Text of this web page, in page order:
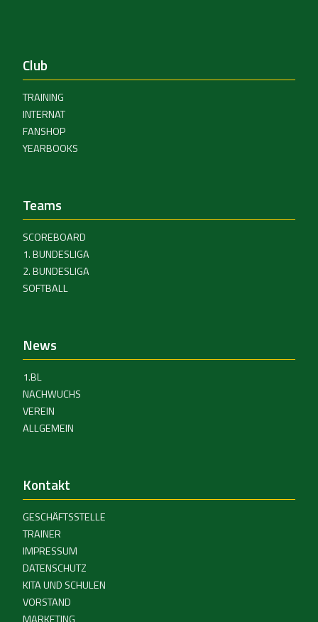
Club
TRAINING
INTERNAT
FANSHOP
YEARBOOKS
Teams
SCOREBOARD
1. BUNDESLIGA
2. BUNDESLIGA
SOFTBALL
News
1.BL
NACHWUCHS
VEREIN
ALLGEMEIN
Kontakt
GESCHÄFTSSTELLE
TRAINER
IMPRESSUM
DATENSCHUTZ
KITA UND SCHULEN
VORSTAND